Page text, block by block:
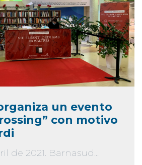
un evento
con motivo
de 2021. Barnasud...